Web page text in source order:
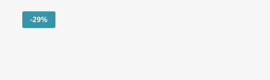
-29%